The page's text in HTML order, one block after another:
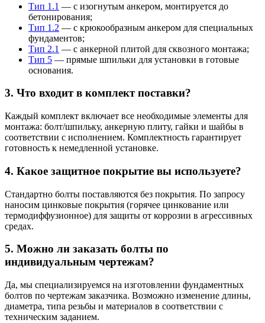
Тип 1.1 — с изогнутым анкером, монтируется до
бетонирования;
Тип 1.2 — с крюкообразным анкером для специальных
фундаментов;
Тип 2.1 — с анкерной плитой для сквозного монтажа;
Тип 5 — прямые шпильки для установки в готовые
основания.
3. Что входит в комплект поставки?
Каждый комплект включает все необходимые элементы для
монтажа: болт/шпильку, анкерную плиту, гайки и шайбы в
соответствии с исполнением. Комплектность гарантирует
готовность к немедленной установке.
4. Какое защитное покрытие вы используете?
Стандартно болты поставляются без покрытия. По запросу
наносим цинковые покрытия (горячее цинкование или
термодиффузионное) для защиты от коррозии в агрессивных
средах.
5. Можно ли заказать болты по
индивидуальным чертежам?
Да, мы специализируемся на изготовлении фундаментных
болтов по чертежам заказчика. Возможно изменение длины,
диаметра, типа резьбы и материалов в соответствии с
техническим заданием.